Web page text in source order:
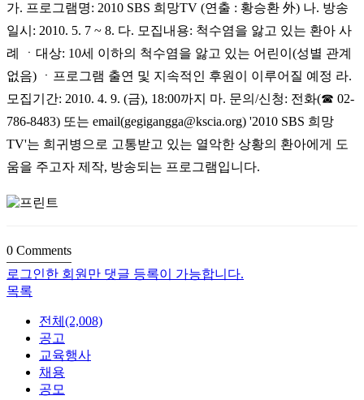
가. 프로그램명: 2010 SBS 희망TV (연출 : 황승환 外) 나. 방송
일시: 2010. 5. 7 ~ 8. 다. 모집내용: 척수염을 앓고 있는 환아 사
례 ㆍ대상: 10세 이하의 척수염을 앓고 있는 어린이(성별 관계
없음) ㆍ프로그램 출연 및 지속적인 후원이 이루어질 예정 라.
모집기간: 2010. 4. 9. (금), 18:00까지 마. 문의/신청: 전화(☎ 02-
786-8483) 또는 email(gegigangga@kscia.org) '2010 SBS 희망
TV'는 희귀병으로 고통받고 있는 열악한 상황의 환아에게 도
움을 주고자 제작, 방송되는 프로그램입니다.
0 Comments
로그인한 회원만 댓글 등록이 가능합니다.
목록
전체(2,008)
공고
교육행사
채용
공모